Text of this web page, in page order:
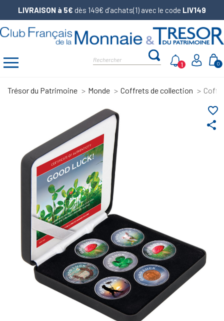
LIVRAISON à 5€ dès 149€ d’achats(1) avec le code LIV149
0
1
Trésor du Patrimoine Monde Coffrets de collection
share
favorite_border